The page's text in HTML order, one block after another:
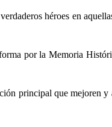
héroes en
por la Memoria
principal que mejoren